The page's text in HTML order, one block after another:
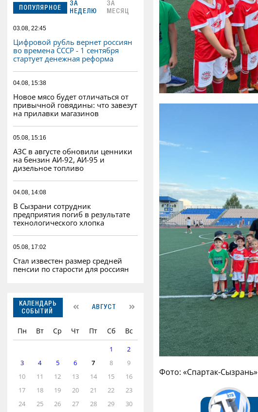
ПОПУЛЯРНОЕ
ЗА
НЕДЕЛЮ
ЗА
МЕСЯЦ
03.08, 22:45
Цифровой рубль вернет россиян
во времена СССР - 1 сентября
стартует денежная реформа
04.08, 15:38
Новое мясо будет отличаться от
привычной говядины: что завезут
на прилавки магазинов
05.08, 15:16
АЗС в августе обновили ценники
на бензин АИ-92, АИ-95 и
дизельное топливо
04.08, 14:08
В Сызрани сотрудник
предприятия погиб в результате
технологического хлопка
05.08, 17:02
Стал известен размер средней
пенсии по старости для россиян
КАЛЕНДАРЬ
СОБЫТИЙ
АВГУСТ
Пн Вт Ср Чт Пт Сб Вс
1
2
3
4 5 6 7 8
9
10
11 12 13 14 15
16
17
18 19 20 21 22
23
24
25 26 27 28 29 30
Фото: «Спартак-Сызрань»